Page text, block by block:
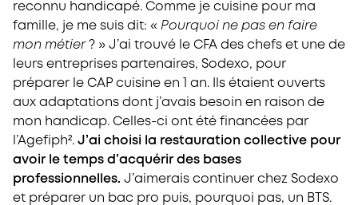
reconnu handicapé. Comme je cuisine pour ma
famille, je me suis dit: « Pourquoi ne pas en faire
mon métier? » J’ai trouvé le CFA des chefs et une de
leurs entreprises partenaires, Sodexo, pour
préparer le CAP cuisine en 1 an. Ils étaient ouverts
aux adaptations dont j’avais besoin en raison de
mon handicap. Celles-ci ont été financées par
l’Agefiph². J’ai choisi la restauration collective pour
avoir le temps d’acquérir des bases
professionnelles. J’aimerais continuer chez Sodexo
et préparer un bac pro puis, pourquoi pas, un BTS.